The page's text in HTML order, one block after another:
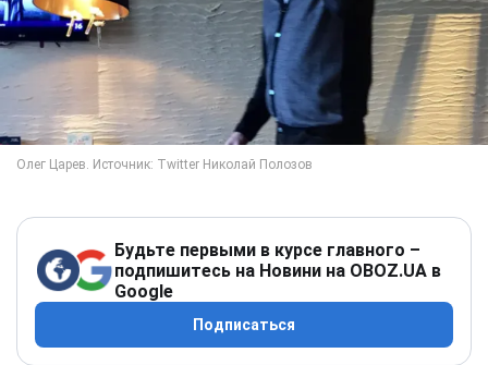
Будьте первыми в курсе главного –
подпишитесь на Новини на OBOZ.UA в
Google
Подписаться